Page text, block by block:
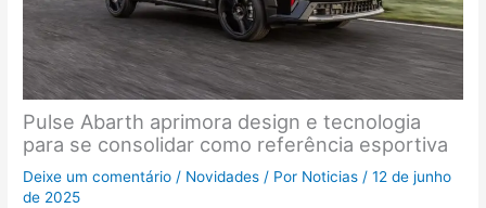
Pulse Abarth aprimora design e tecnologia
para se consolidar como referência esportiva
Deixe um comentário / Novidades / Por Noticias /12 de junho
de 2025